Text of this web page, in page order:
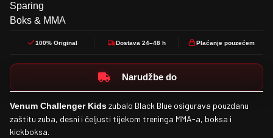
Sparing
Boks & MMA
100% Original Dostava 24–48 h Plaćanje pouzećem
Narudžbe do
Venum Challenger Kidszubalo Black Blue osigurava pouzdanu
zaštitu zuba, desni i čeljusti tijekom treninga MMA-a, boksa i
kickboksa.